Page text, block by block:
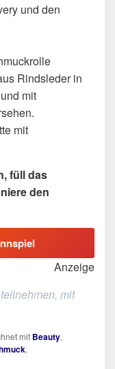
und den
Rindsleder in
mit
mit
füll das
den
Anzeige
mit
mit Beauty,
,